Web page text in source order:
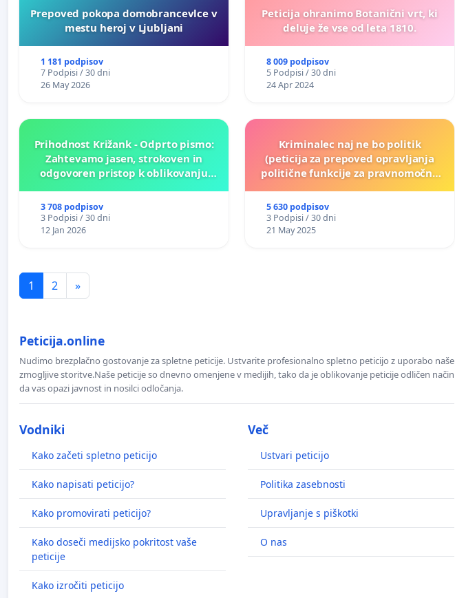
Prepoved pokopa domobrancevlce v
mestu heroj v Ljubljani
1 181 podpisov
7 Podpisi / 30 dni
26 May 2026
Peticija ohranimo Botanični vrt, ki
deluje že vse od leta 1810.
8 009 podpisov
5 Podpisi / 30 dni
24 Apr 2024
Prihodnost Križank - Odprto pismo:
Zahtevamo jasen, strokoven in
odgovoren pristop k oblikovanju
3 708 podpisov
3 Podpisi / 30 dni
12 Jan 2026
Kriminalec naj ne bo politik
(peticija za prepoved opravljanja
politične funkcije za pravnomočno
5 630 podpisov
3 Podpisi / 30 dni
21 May 2025
1 2 »
Peticija.online
Nudimo brezplačno gostovanje za spletne peticije. Ustvarite profesionalno spletno peticijo z uporabo naše
zmogljive storitve.Naše peticije so dnevno omenjene v medijih, tako da je oblikovanje peticije odličen način
da vas opazi javnost in nosilci odločanja.
Vodniki
Kako začeti spletno peticijo
Kako napisati peticijo?
Kako promovirati peticijo?
Kako doseči medijsko pokritost vaše
peticije
Kako izročiti peticijo
Več
Ustvari peticijo
Politika zasebnosti
Upravljanje s piškotki
O nas